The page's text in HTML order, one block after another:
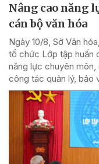
Nâng cao năng
cán bộ văn hóa
Ngày 10/8, Sở Văn
tổ chức Lớp tập huấn
năng lực chuyên
công tác quản lý, bảo